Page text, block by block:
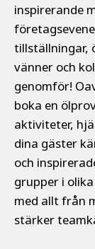
inspirerande
tillställningar,
vänner och
genomför!
boka en
aktiviteter,
dina gäster
och
grupper i
med allt från
stärker